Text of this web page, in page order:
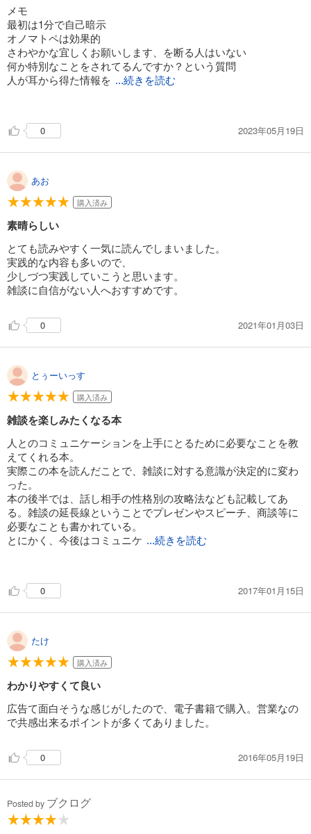
話をちょっと盛る
呟くように褒める
前回話した話題に触れる
手土産を持っていく
本人のいないとこでも敬語
電話では声を高く
こう思うのですが、いかがですか？みたいな
理系タイプはメリットや結論を簡潔に
リアクションや質問で話を繋げる
おとなしいひとにはペースを合わせて
会話を断ち切らない ところで本日はーとかは使わない
大事な話をするときは溜める
相手が考えているときは黙る
エレベーターで何階か聞く
仕事の進捗を質問された時は相手の意図を考えて、大丈夫です
だけでなく、今誰と何やってるか付け足す
メモ
最初は1分で自己暗示
オノマトペは効果的
さわやかな宜しくお願いします、を断る人はいない
何か特別なことをされてるんですか？という質問
人が耳から得た情報を ...続きを読む
0 2023年05月19日
あお
購入済み
素晴らしい
とても読みやすく一気に読んでしまいました。
実践的な内容も多いので、
少しづつ実践していこうと思います。
雑談に自信がない人へおすすめです。
0 2021年01月03日
とぅーいっす
購入済み
雑談を楽しみたくなる本
人とのコミュニケーションを上手にとるために必要なことを教
えてくれる本。
実際この本を読んだことで、雑談に対する意識が決定的に変わ
った。
本の後半では、話し相手の性格別の攻略法なども記載してあ
る。雑談の延長線ということでプレゼンやスピーチ、商談等に
必要なことも書かれている。
とにかく、今後はコミュニケ ...続きを読む
久々に良本に出会えて感謝。
この本で得たことを実践し、しっかり復習する。
0 2017年01月15日
たけ
購入済み
わかりやすくて良い
広告て面白そうな感じがしたので、電子書籍で購入。営業なの
で共感出来るポイントが多くてありました。
0 2016年05月19日
Posted by ブクログ